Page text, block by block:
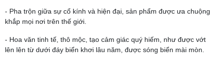
- Pha trộn giữa sự cổ kính và hiện đại, sản phẩm được ưa chuộng
khắp mọi nơi trên thế giới.
- Hoa văn tinh tế, thô mộc, tạo cảm giác quý hiếm, như được vớt
lên lên từ dưới đáy biển khơi lâu năm, được sóng biển mài mòn.